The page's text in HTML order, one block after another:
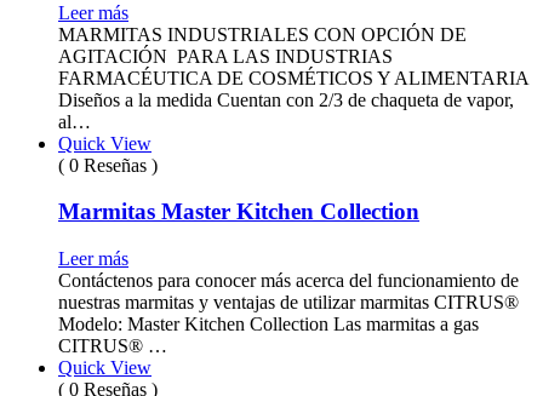
Leer más
MARMITAS INDUSTRIALES CON OPCIÓN DE
AGITACIÓN PARA LAS INDUSTRIAS
FARMACÉUTICA DE COSMÉTICOS Y ALIMENTARIA
Diseños a la medida Cuentan con 2/3 de chaqueta de vapor,
al…
Quick View
( 0 Reseñas )
Marmitas Master Kitchen Collection
Leer más
Contáctenos para conocer más acerca del funcionamiento de
nuestras marmitas y ventajas de utilizar marmitas CITRUS®
Modelo: Master Kitchen Collection Las marmitas a gas
CITRUS® …
Quick View
( 0 Reseñas )